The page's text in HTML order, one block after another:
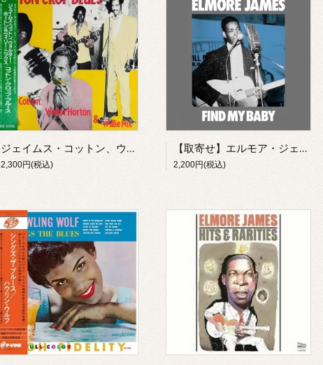
ジェイムス・コットン、ウォルター・ホートン＆ウィリー・ニックス/ コットン・クロップ・ブルース(LP)
2,300円(税込)
【取寄せ】エルモア・ジェイムス/ ファインド・マイ・ベイビー(CD)
2,200円(税込)